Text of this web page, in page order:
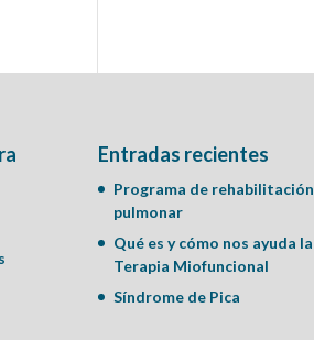
Entradas recientes
Programa de rehabilitación
pulmonar
Qué es y cómo nos ayuda la
Terapia Miofuncional
Síndrome de Pica